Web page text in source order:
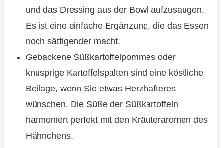
und das Dressing aus der Bowl aufzusaugen.
Es ist eine einfache Ergänzung, die das Essen
noch sättigender macht.
Gebackene Süßkartoffelpommes oder
knusprige Kartoffelspalten sind eine köstliche
Beilage, wenn Sie etwas Herzhafteres
wünschen. Die Süße der Süßkartoffeln
harmoniert perfekt mit den Kräuteraromen des
Hähnchens.